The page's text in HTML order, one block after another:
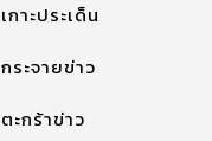
เกาะประเด็น
กระจายข่าว
ตะกร้าข่าว